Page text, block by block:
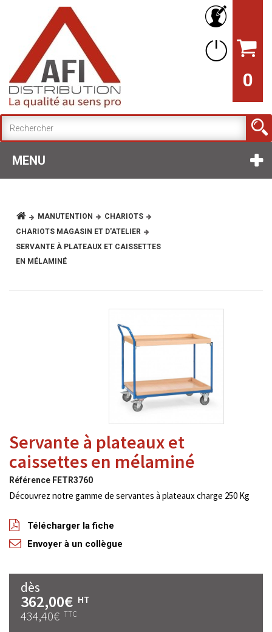
0
MENU
MANUTENTION
CHARIOTS
CHARIOTS MAGASIN ET D'ATELIER
SERVANTE À PLATEAUX ET CAISSETTES
EN MÉLAMINÉ
Servante à plateaux et
caissettes en mélaminé
Référence FETR3760
Découvrez notre gamme de servantes à plateaux charge 250 Kg
Télécharger la fiche
Envoyer à un collègue
dès
362,00€ HT
434,40€ TTC